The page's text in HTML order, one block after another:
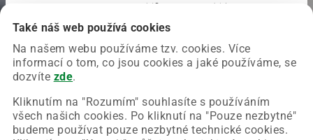
Také náš web používá cookies
Na našem webu používáme tzv. cookies. Více
informací o tom, co jsou cookies a jaké používáme, se
dozvíte zde.
Kliknutím na "Rozumím" souhlasíte s používáním
všech našich cookies. Po kliknutí na "Pouze nezbytné"
budeme používat pouze nezbytné technické cookies.
Chyba nastala na naší straně a už ji opravujeme.
Zkuste prosím znovu načíst požadovanou stránku.
Obnovit stránku Úvodní strana